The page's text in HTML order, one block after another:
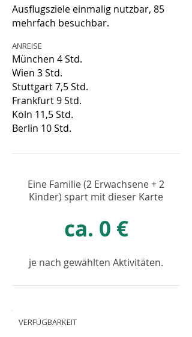
Ausflugsziele einmalig nutzbar, 85
mehrfach besuchbar.
ANREISE
München 4 Std.
Wien 3 Std.
Stuttgart 7,5 Std.
Frankfurt 9 Std.
Köln 11,5 Std.
Berlin 10 Std.
Eine Familie (2 Erwachsene + 2
Kinder) spart mit dieser Karte
ca. 0 €
je nach gewählten Aktivitäten.
VERFÜGBARKEIT